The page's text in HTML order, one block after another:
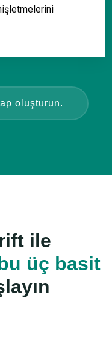
oluşturun.
ile
üç basit